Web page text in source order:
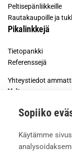
Sopiiko
Käytämme
Peltisepänliikkeille
Rautakaupoille ja
Pikalinkkejä
Tietopankki
Referenssejä
Yhteystiedot
Yritys
Tietoa meistä
Meille töihin
Mediapankki